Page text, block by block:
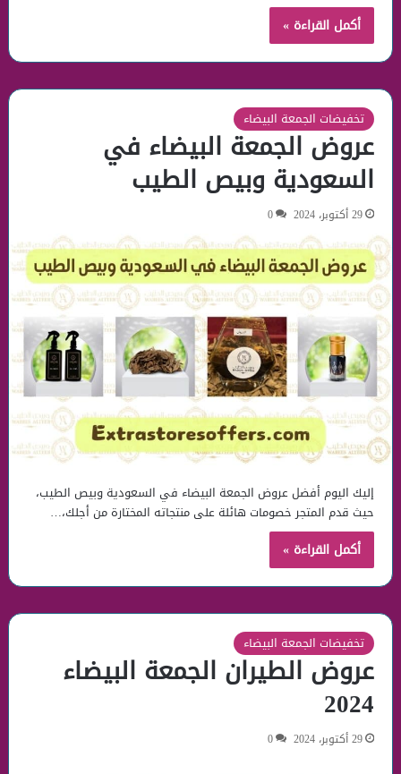
أكمل القراءة »
تخفيضات الجمعة البيضاء
عروض الجمعة البيضاء في
السعودية وبيص الطيب
29 أكتوبر، 2024 0
إليك اليوم أفضل عروض الجمعة البيضاء في السعودية وبيص الطيب،
حيث قدم المتجر خصومات هائلة على منتجاته المختارة من أجلك،…
أكمل القراءة »
تخفيضات الجمعة البيضاء
عروض الطيران الجمعة البيضاء
2024
29 أكتوبر، 2024 0